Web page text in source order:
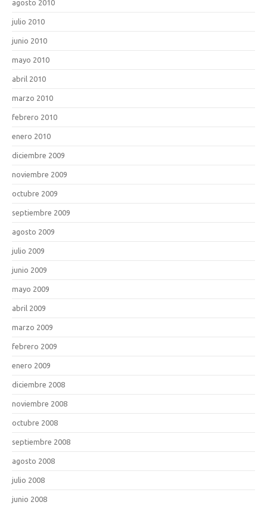
agosto 2010
julio 2010
junio 2010
mayo 2010
abril 2010
marzo 2010
febrero 2010
enero 2010
diciembre 2009
noviembre 2009
octubre 2009
septiembre 2009
agosto 2009
julio 2009
junio 2009
mayo 2009
abril 2009
marzo 2009
febrero 2009
enero 2009
diciembre 2008
noviembre 2008
octubre 2008
septiembre 2008
agosto 2008
julio 2008
junio 2008